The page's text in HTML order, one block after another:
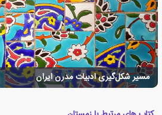
مسیر شکل‌گیری ادبیات مدرن ایران